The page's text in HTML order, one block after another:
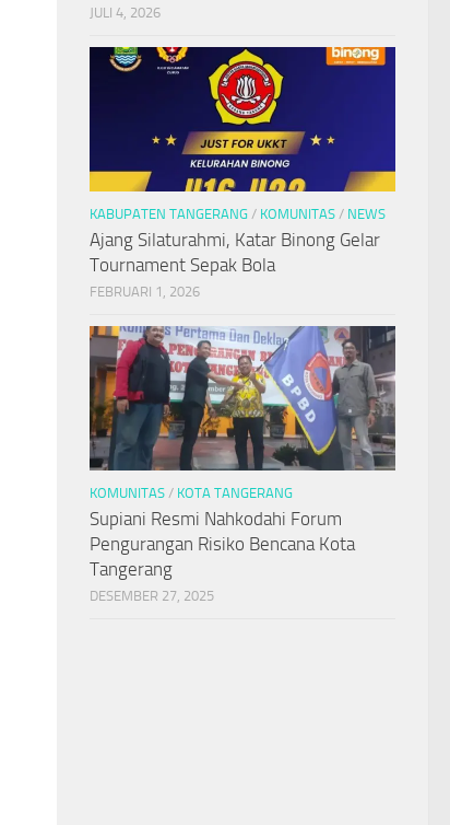
JULI 4, 2026
KABUPATEN TANGERANG / KOMUNITAS / NEWS
Ajang Silaturahmi, Katar Binong Gelar
Tournament Sepak Bola
FEBRUARI 1, 2026
KOMUNITAS / KOTA TANGERANG
Supiani Resmi Nahkodahi Forum
Pengurangan Risiko Bencana Kota
Tangerang
DESEMBER 27, 2025